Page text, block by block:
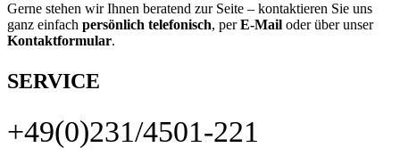
Gerne stehen wir Ihnen beratend zur Seite – kontaktieren Sie uns
ganz einfach persönlich telefonisch, perE-Mail oder über unser
Kontaktformular.
SERVICE
+49(0)231/4501-221